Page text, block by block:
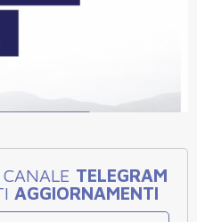
CANALE TELEGRAM
AGGIORNAMENTI